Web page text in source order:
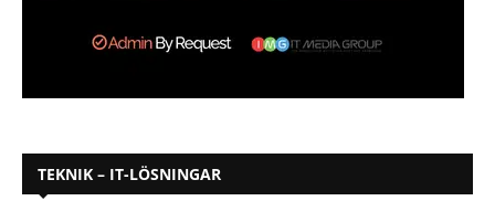
TEKNIK – IT-LÖSNINGAR